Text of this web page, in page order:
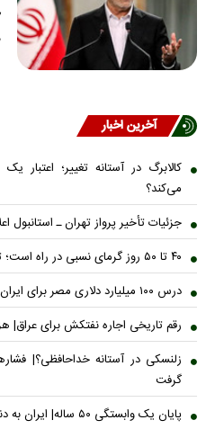
آخرین اخبار
کالابرگ در آستانه تغییر؛ اعتبار
می‌کند؟
جزئیات تأخیر پرواز تهران ـ استانبول
۴۰ تا ۵۰ روز گرمای نسبی در راه است؛ تهران تا ۳۸ درجه گرم می‌شود
درس ۱۰۰ میلیارد دلاری مصر برای ایران| تنگه هرمز چه فرصتی دارد؟
رقم تاریخی اجاره نفتکش برای عراق|
زلنسکی در آستانه خداحافظی؟|
گرفت
پایان یک وابستگی ۵۰ ساله| ایران به دنبال تغییر معادله دلارهای نفتی